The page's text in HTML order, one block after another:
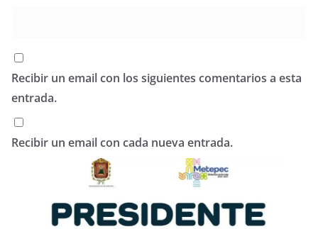
Recibir un email con los siguientes comentarios a esta
entrada.
Recibir un email con cada nueva entrada.